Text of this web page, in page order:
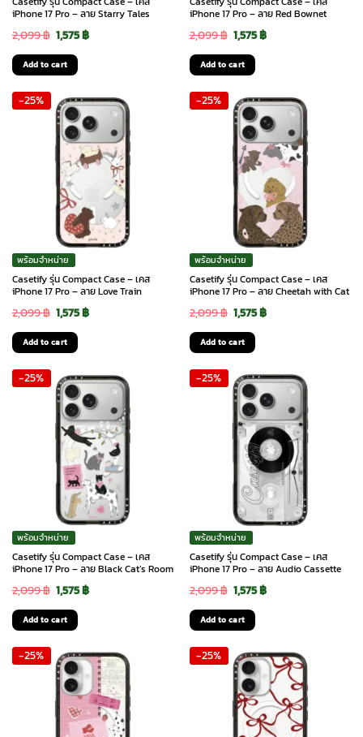
iPhone 17 Pro – ลาย Starry Tales
2,099฿ Original
price
was:
2,099 ฿.
1,575฿Current
1,575 ฿.
Add to cart
iPhone 17 Pro – ลาย Red Bownet
2,099฿ Original
price
was:
2,099 ฿.
1,575฿Current
1,575 ฿.
Add to cart
-25%
พร้อมจำหน่าย
Casetify รุ่น Compact Case – เคส
iPhone 17 Pro – ลาย Love Train
2,099฿ Original
price
was:
2,099 ฿.
1,575฿Current
1,575 ฿.
Add to cart
-25%
พร้อมจำหน่าย
Casetify รุ่น Compact Case – เคส
iPhone 17 Pro – ลาย Cheetah with Cat
2,099฿ Original
price
was:
2,099 ฿.
1,575฿Current
1,575 ฿.
Add to cart
-25%
พร้อมจำหน่าย
Casetify รุ่น Compact Case – เคส
iPhone 17 Pro – ลาย Black Cat’s Room
2,099฿ Original
price
was:
2,099 ฿.
1,575฿Current
1,575 ฿.
Add to cart
-25%
พร้อมจำหน่าย
Casetify รุ่น Compact Case – เคส
iPhone 17 Pro – ลาย Audio Cassette
2,099฿ Original
price
was:
2,099 ฿.
1,575฿Current
1,575 ฿.
Add to cart
-25% -25%